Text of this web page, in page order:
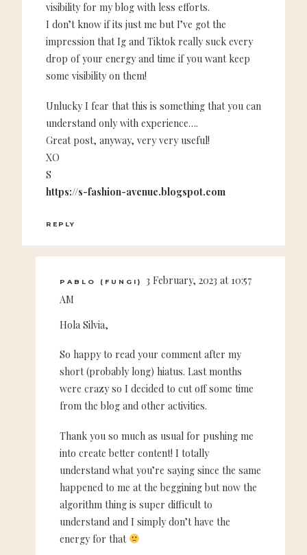
visibility for my blog with less efforts.
I don’t know if its just me but I’ve got the
impression that Ig and Tiktok really suck every
drop of your energy and time if you want keep
some visibility on them!
Unlucky I fear that this is something that you can
understand only with experience….
Great post, anyway, very very useful!
XO
S
https://s-fashion-avenue.blogspot.com
REPLY
PABLO (FUNGI)
3 February, 2023 at 10:57
AM
Hola Silvia,
So happy to read your comment after my
short (probably long) hiatus. Last months
were crazy so I decided to cut off some time
from the blog and other activities.
Thank you so much as usual for pushing me
into create better content! I totally
understand what you’re saying since the same
happened to me at the beggining but now the
algorithm thing is super difficult to
understand and I simply don’t have the
energy for that